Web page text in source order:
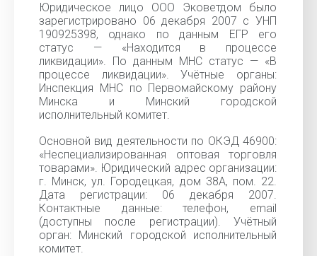
Юридическое лицо ООО Эковетдом было
зарегистрировано 06 декабря 2007 с УНП
190925398, однако по данным ЕГР его
статус — «Находится в процессе
ликвидации». По данным МНС статус — «В
процессе ликвидации». Учётные органы:
Инспекция МНС по Первомайскому району
Минска и Минский городской
исполнительный комитет.
Основной вид деятельности по ОКЭД 46900:
«Неспециализированная оптовая торговля
товарами». Юридический адрес организации:
г. Минск, ул. Городецкая, дом 38А, пом. 22.
Дата регистрации: 06 декабря 2007.
Контактные данные: телефон, email
(доступны после регистрации). Учётный
орган: Минский городской исполнительный
комитет.